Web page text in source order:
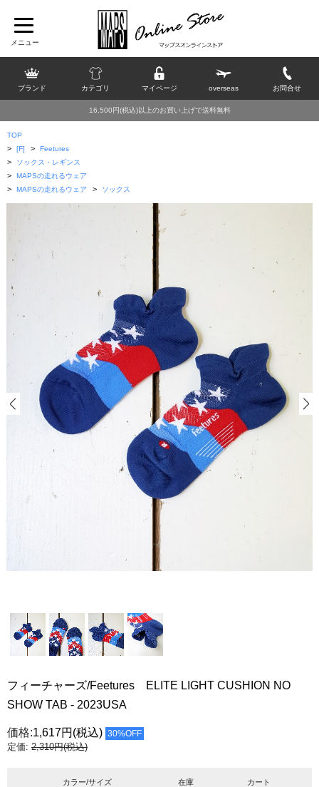
ブランド カテゴリ マイページ overseas お問合せ
16,500円(税込)以上のお買い上げで送料無料
TOP
> [F] > Feetures
> ソックス・レギンス
> MAPSの走れるウェア
> MAPSの走れるウェア > ソックス
フィーチャーズ/Feetures ELITE LIGHT CUSHION NO
SHOW TAB - 2023USA
価格:1,617円 (税込) 30%OFF
定価: 2,310円(税込)
カラー/サイズ 在庫 カート